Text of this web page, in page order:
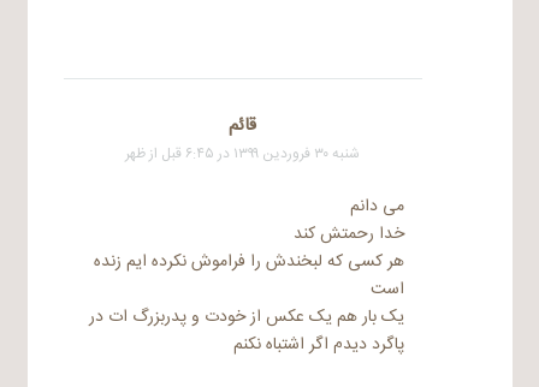
قائم
شنبه ۳۰ فروردین ۱۳۹۹ در ۶:۴۵ قبل از ظهر
می دانم
خدا رحمتش کند
هر کسی که لبخندش را فراموش نکرده ایم زنده
است
یک بار هم یک عکس از خودت و پدربزرگ ات در
پاگرد دیدم اگر اشتباه نکنم